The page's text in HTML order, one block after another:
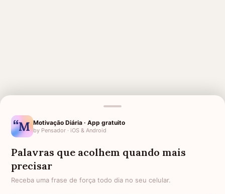
FRASES DE FÉ PARA
FORTALECER SUA CAMINHADA
AMIGA QUE PERDEU A MÃE LUTO PARA AMIGA
PERDEU O MARIDO
Motivação Diária · App gratuito
by Pensador · iOS & Android
Palavras que acolhem quando mais
precisar
Receba uma frase de força todo dia no seu celular.